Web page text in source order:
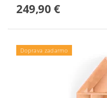
249,90 €
Doprava zadarmo